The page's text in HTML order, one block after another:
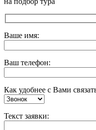
Ваше имя:
Ваш телефон:
Как удобнее с Вами
Текст заявки: